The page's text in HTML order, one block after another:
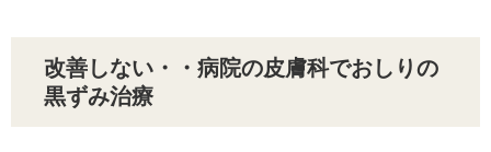
改善しない・・病院の皮膚科でおしりの
黒ずみ治療